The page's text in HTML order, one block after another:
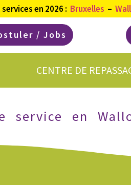
en 2026 : Bruxelles –
/ Jobs
CENTRE DE
service en